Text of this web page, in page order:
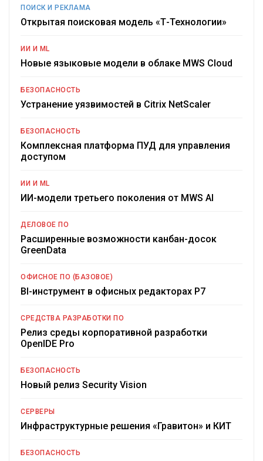
ПОИСК И РЕКЛАМА
Открытая поисковая модель «Т-Технологии»
ИИ И ML
Новые языковые модели в облаке MWS Cloud
БЕЗОПАСНОСТЬ
Устранение уязвимостей в Citrix NetScaler
БЕЗОПАСНОСТЬ
Комплексная платформа ПУД для управления
доступом
ИИ И ML
ИИ-модели третьего поколения от MWS AI
ДЕЛОВОЕ ПО
Расширенные возможности канбан-досок
GreenData
ОФИСНОЕ ПО (БАЗОВОЕ)
BI-инструмент в офисных редакторах Р7
СРЕДСТВА РАЗРАБОТКИ ПО
Релиз среды корпоративной разработки
OpenIDE Pro
БЕЗОПАСНОСТЬ
Новый релиз Security Vision
СЕРВЕРЫ
Инфраструктурные решения «Гравитон» и КИТ
БЕЗОПАСНОСТЬ